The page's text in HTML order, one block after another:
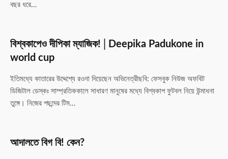
বছর ধরে…
বিশ্বকাপেও দীপিকা ম্যাজিক!│Deepika Padukone in
world cup
ইতিমধ্যে কাতারের উদ্দেশ্যে রওনা দিয়েছেন অভিনেত্রীছবি: ফেসবুক নিউজ অফবিট
ডিজিটাল ডেস্কঃ সাম্প্রতিককালে সাধারণ মানুষের মধ্যে বিশ্বকাপ ফুটবল নিয়ে উন্মাধনা
তুঙ্গে। নিজের পছন্দের টিম…
আদালতে বিগ বি! কেন?